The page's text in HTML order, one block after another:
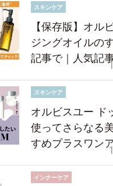
スキンケア
【保存版】オル
ジングオイルの
記事で｜人気記
スキンケア
オルビスユー ド
使ってさらなる
すめプラスワン
インナーケア